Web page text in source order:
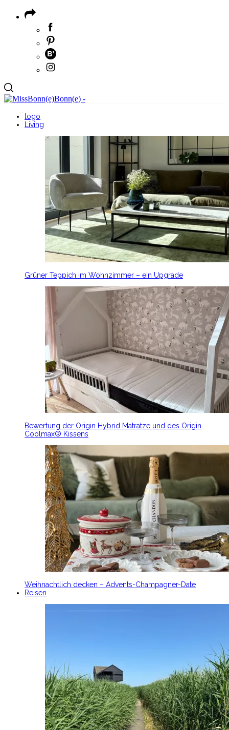
logo
Living
Grüner Teppich im Wohnzimmer – ein Upgrade
Bewertung der Origin Hybrid Matratze und des Origin
Coolmax® Kissens
Weihnachtlich decken – Advents-Champagner-Date
Reisen